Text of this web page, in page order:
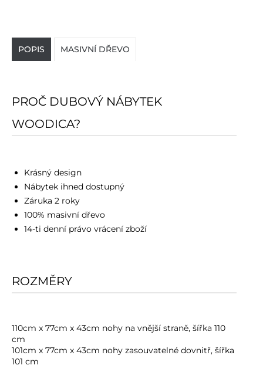
POPIS MASIVNÍ DŘEVO
PROČ DUBOVÝ NÁBYTEK
WOODICA?
Krásný design
Nábytek ihned dostupný
Záruka 2 roky
100% masivní dřevo
14-ti denní právo vrácení zboží
ROZMĚRY
110cm x 77cm x 43cm nohy na vnější straně, šířka 110
cm
101cm x 77cm x 43cm nohy zasouvatelné dovnitř, šířka
101 cm